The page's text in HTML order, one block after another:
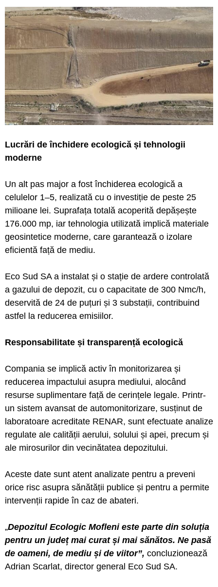
Lucrări de închidere ecologică și tehnologii
moderne
Un alt pas major a fost închiderea ecologică a
celulelor 1–5, realizată cu o investiție de peste 25
milioane lei. Suprafața totală acoperită depășește
176.000 mp, iar tehnologia utilizată implică materiale
geosintetice moderne, care garantează o izolare
eficientă față de mediu.
Eco Sud SA a instalat și o stație de ardere controlată
a gazului de depozit, cu o capacitate de 300 Nmc/h,
deservită de 24 de puțuri și 3 substații, contribuind
astfel la reducerea emisiilor.
Responsabilitate și transparență ecologică
Compania se implică activ în monitorizarea și
reducerea impactului asupra mediului, alocând
resurse suplimentare față de cerințele legale. Printr-
un sistem avansat de automonitorizare, susținut de
laboratoare acreditate RENAR, sunt efectuate analize
regulate ale calității aerului, solului și apei, precum și
ale mirosurilor din vecinătatea depozitului.
Aceste date sunt atent analizate pentru a preveni
orice risc asupra sănătății publice și pentru a permite
intervenții rapide în caz de abateri.
„Depozitul Ecologic Mofleni este parte din soluția
pentru un județ mai curat și mai sănătos. Ne pasă
de oameni, de mediu și de viitor”, concluzionează
Adrian Scarlat, director general Eco Sud SA.